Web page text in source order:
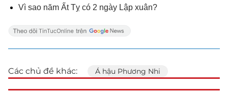
Vì sao năm Ất Tỵ có 2 ngày Lập xuân?
Các chủ đề khác: Á hậu Phương Nhi